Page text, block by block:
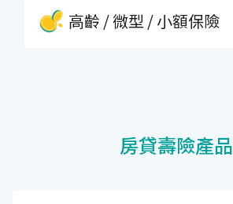
高齡 / 微型 / 小額保險
房貸壽險產品